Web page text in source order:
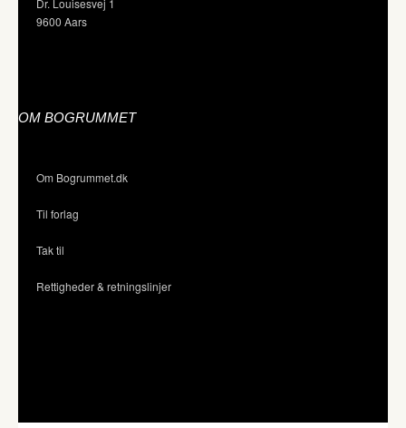
Dr. Louisesvej 1
9600 Aars
OM BOGRUMMET
Om Bogrummet.dk
Til forlag
Tak til
Rettigheder & retningslinjer